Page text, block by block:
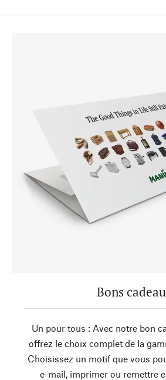
Bons cadeau
Un pour tous : Avec notre bon
offrez le choix complet de la
Choisissez un motif que vous
e-mail, imprimer ou remettre